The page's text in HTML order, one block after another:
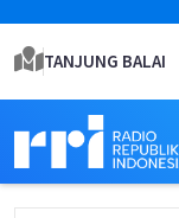
TANJUNG BALAI